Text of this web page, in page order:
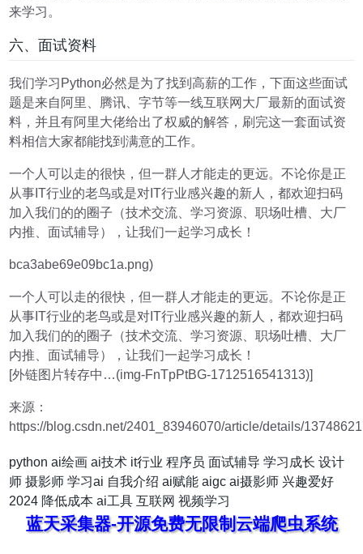
来学习。
六、面试资料
我们学习Python必然是为了找到高薪的工作，下面这些面试
题是来自阿里、腾讯、字节等一线互联网大厂最新的面试资
料，并且有阿里大佬给出了权威的解答，刷完这一套面试资
料相信大家都能找到满意的工作。
一个人可以走的很快，但一群人才能走的更远。不论你是正
从事IT行业的老鸟或是对IT行业感兴趣的新人，都欢迎扫码
加入我们的的圈子（技术交流、学习资源、职场吐槽、大厂
内推、面试辅导），让我们一起学习成长！
bca3abe69e09bc1a.png)
一个人可以走的很快，但一群人才能走的更远。不论你是正
从事IT行业的老鸟或是对IT行业感兴趣的新人，都欢迎扫码
加入我们的的圈子（技术交流、学习资源、职场吐槽、大厂
内推、面试辅导），让我们一起学习成长！
[外链图片转存中…(img-FnTpPtBG-1712516541313)]
来源：
https://blog.csdn.net/2401_83946070/article/details/
python ai绘画 ai技术 it行业 程序员 面试辅导 学习成长 设计
师 摄影师 学习ai 自我介绍 ai赋能 aigc ai摄影师 兴趣爱好
2024 降低成本 ai工具 互联网 视频学习
蓝天采集器-开源免费无限制云端爬虫系统